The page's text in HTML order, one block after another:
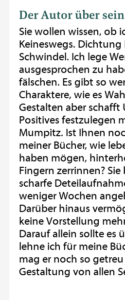
Der Autor über
Sie wollen wissen, ob
Keineswegs.
Schwindel. Ich lege
ausgesprochen zu
fälschen. Es gibt so
Charaktere, wie es
Gestalten aber schafft
Positives festzulegen
Mumpitz. Ist Ihnen
meiner Bücher, wie
haben mögen,
Fingern zerrinnen?
scharfe
weniger Wochen
Darüber hinaus
keine Vorstellung
Darauf allein sollte es
lehne ich für meine
mag er noch so
Gestaltung von allen